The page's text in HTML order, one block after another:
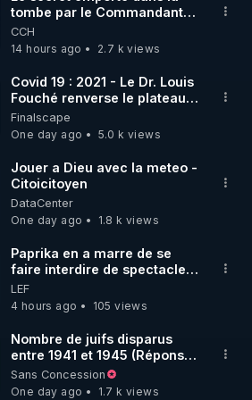
rdlr_thierrycasasnovas/
RGNR (stages,
SUR ODYSEE
sont aussi sur la
PRÉSENTIEL
tombe par le Commandant
Cousteau le 25 juin 1997
CCH
14 hours ago
2.7 k views
Covid 19 : 2021 - Le Dr. Louis
Fouché renverse le plateau
de CNews !
Finalscape
One day ago
5.0 k views
Jouer a Dieu avec la meteo -
Citoicitoyen
DataCenter
One day ago
1.8 k views
Paprika en a marre de se
faire interdire de spectacle.
Elle décide donc de devenir
DJ !
LEF
4 hours ago
105 views
Nombre de juifs disparus
entre 1941 et 1945 (Réponse
à mes accusateurs)
Sans Concession
One day ago
1.7 k views